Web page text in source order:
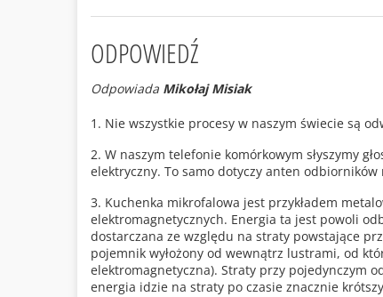
ODPOWIEDŹ
Odpowiada Mikołaj Misiak
1. Nie wszystkie procesy w naszym świecie są
2. W naszym telefonie komórkowym słyszymy
elektryczny. To samo dotyczy anten
3. Kuchenka mikrofalowa jest przykładem
elektromagnetycznych. Energia ta jest powoli
dostarczana ze względu na straty powstające
pojemnik wyłożony od wewnątrz lustrami, od
elektromagnetyczna). Straty przy pojedynczym
energia idzie na straty po czasie znacznie